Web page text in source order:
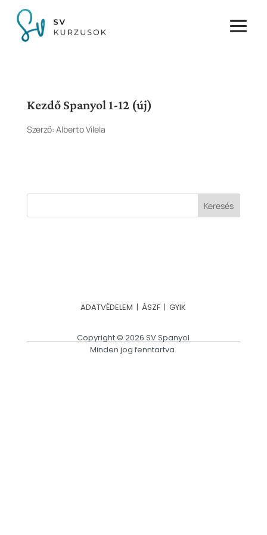
Kezdő Spanyol 1-12 (új)
Szerző: Alberto Vilela
Keresés
ADATVÉDELEM | ÁSZF |GYIK
Copyright © 2026 SV Spanyol
Minden jog fenntartva.